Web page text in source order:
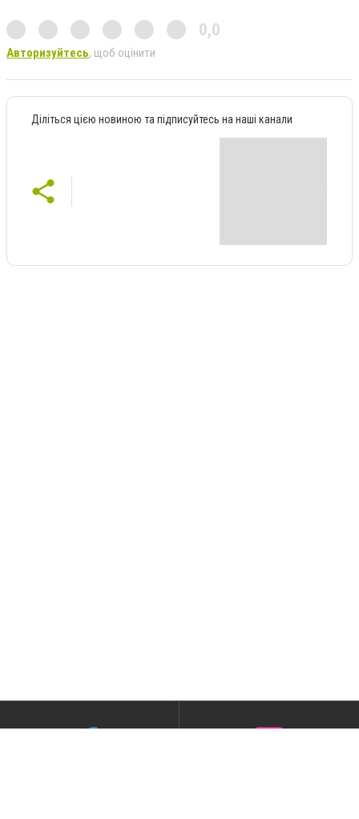
0,0
Авторизуйтесь, щоб оцінити
Діліться цією новиною та підписуйтесь на наші канали